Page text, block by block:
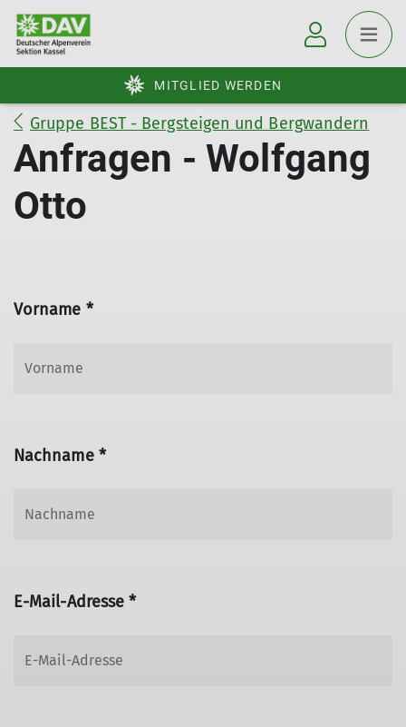
MITGLIED WERDEN
Gruppe BEST - Bergsteigen und Bergwandern
Anfragen - Wolfgang
Otto
Vorname *
Nachname *
E-Mail-Adresse *